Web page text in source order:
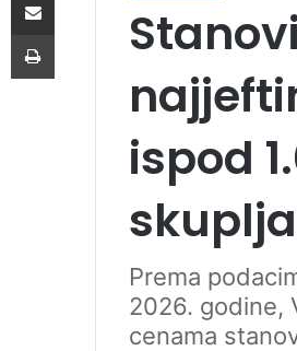
ispod
skuplja
Prema
2026. godine,
cenama